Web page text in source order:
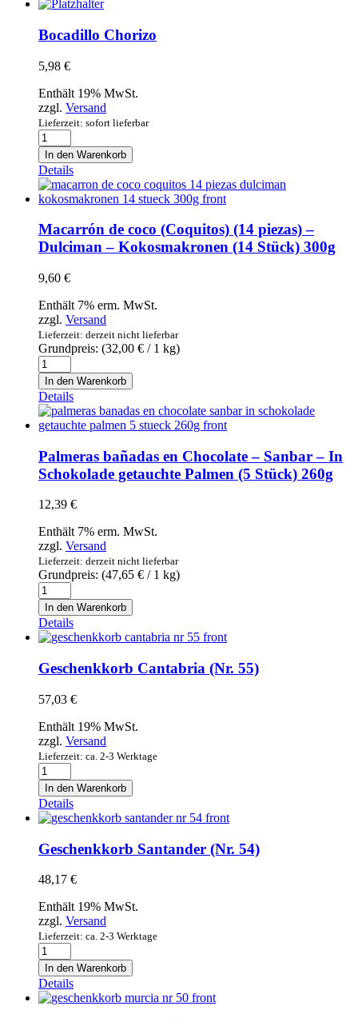
Bocadillo Chorizo
5,98 €
Enthält 19% MwSt.
zzgl. Versand
Lieferzeit: sofort lieferbar
Bocadillo
Chorizo
Menge
In den Warenkorb
Details
Macarrón de coco (Coquitos) (14 piezas) –
Dulciman – Kokosmakronen (14 Stück) 300g
9,60 €
Enthält 7% erm. MwSt.
zzgl. Versand
Lieferzeit: derzeit nicht lieferbar
Grundpreis: (32,00 € / 1 kg)
Macarrón
de
coco
(Coquitos)
(14
piezas)
-
Dulciman
-
(14
300g
Menge
In den Warenkorb
Details
Palmeras bañadas en Chocolate – Sanbar – In
Schokolade getauchte Palmen (5 Stück) 260g
12,39 €
Enthält 7% erm. MwSt.
zzgl. Versand
Lieferzeit: derzeit nicht lieferbar
Grundpreis: (47,65 € / 1 kg)
Palmeras
bañadas
en
Chocolate
-
Sanbar
-
Schokolade
Palmen
(5
Stück)
260g
Menge
In den Warenkorb
Details
Geschenkkorb Cantabria (Nr. 55)
57,03 €
Enthält 19% MwSt.
zzgl. Versand
Lieferzeit: ca. 2-3 Werktage
Geschenkkorb
Cantabria
(Nr.
55)
Menge
In den Warenkorb
Details
Geschenkkorb Santander (Nr. 54)
48,17 €
Enthält 19% MwSt.
zzgl. Versand
Lieferzeit: ca. 2-3 Werktage
Geschenkkorb
Santander
(Nr.
54)
Menge
In den Warenkorb
Details